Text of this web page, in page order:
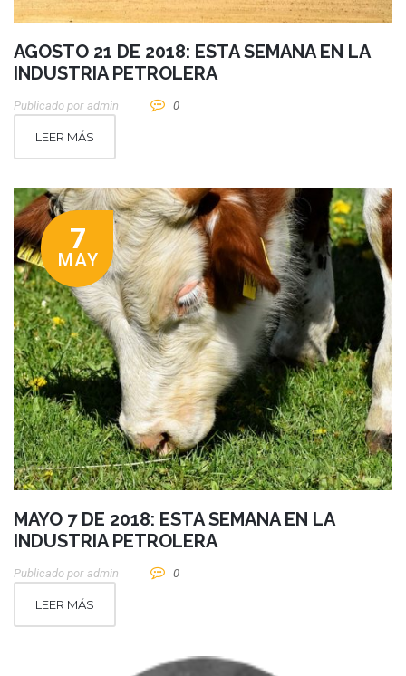
AGOSTO 21 DE 2018: ESTA SEMANA EN LA
INDUSTRIA PETROLERA
Publicado por Admin 0
LEER MÁS
7
MAY
MAYO 7 DE 2018: ESTA SEMANA EN LA
INDUSTRIA PETROLERA
Publicado por Admin 0
LEER MÁS